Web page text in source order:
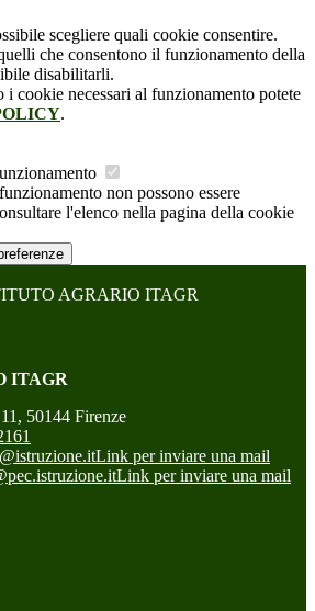
scegliere quali cookie consentire.
che consentono il funzionamento della
disabilitarli.
i cookie necessari al funzionamento potete
.
non possono essere
l'elenco nella pagina della cookie
AGRARIO ITAGR
ITAGR
50144 Firenze
Link per inviare una mail
Link per inviare una mail